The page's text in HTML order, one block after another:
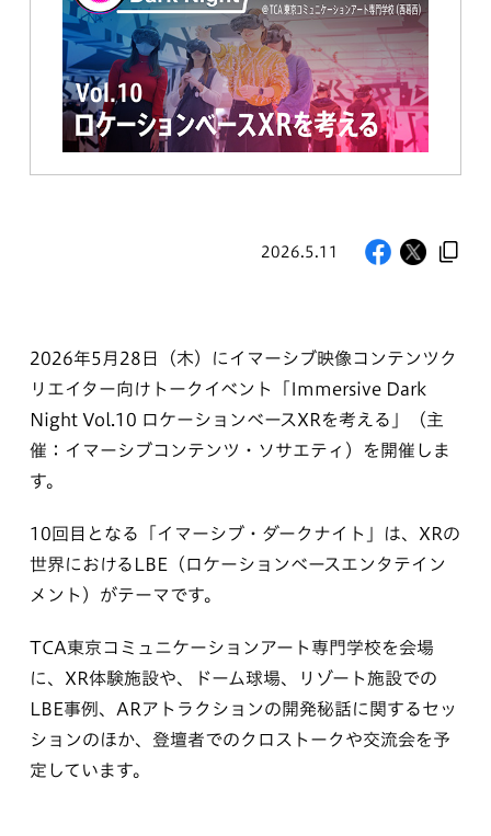
2026.5.11
2026年5月28日（木）にイマーシブ映像コンテンツク
リエイター向けトークイベント「Immersive Dark
Night Vol.10 ロケーションベースXRを考える」（主
催：イマーシブコンテンツ・ソサエティ）を開催しま
す。
10回目となる「イマーシブ・ダークナイト」は、XRの
世界におけるLBE（ロケーションベースエンタテイン
メント）がテーマです。
TCA東京コミュニケーションアート専門学校を会場
に、XR体験施設や、ドーム球場、リゾート施設での
LBE事例、ARアトラクションの開発秘話に関するセッ
ションのほか、登壇者でのクロストークや交流会を予
定しています。